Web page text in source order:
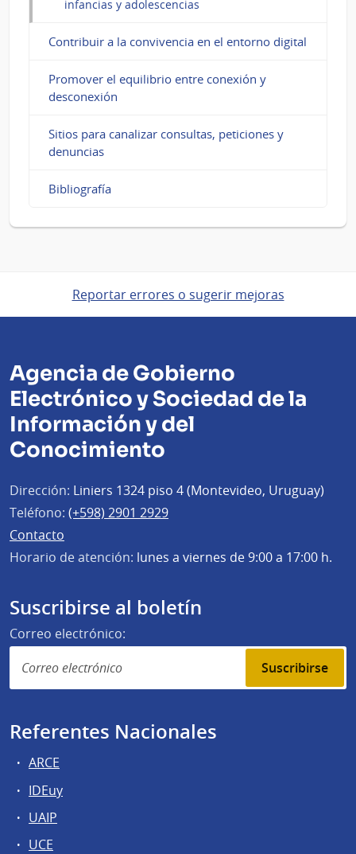
infancias y adolescencias
Contribuir a la convivencia en el entorno digital
Promover el equilibrio entre conexión y
desconexión
Sitios para canalizar consultas, peticiones y
denuncias
Bibliografía
Reportar errores o sugerir mejoras
Agencia de Gobierno
Electrónico y Sociedad de la
Información y del
Conocimiento
Dirección: Liniers 1324 piso 4 (Montevideo, Uruguay)
Teléfono: (+598) 2901 2929
Contacto
Horario de atención: lunes a viernes de 9:00 a 17:00 h.
Suscribirse al boletín
Correo electrónico:
Suscribirse
Referentes Nacionales
ARCE
IDEuy
UAIP
UCE